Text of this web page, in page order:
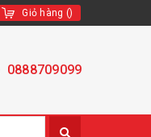
Giỏ hàng ()
0888709099